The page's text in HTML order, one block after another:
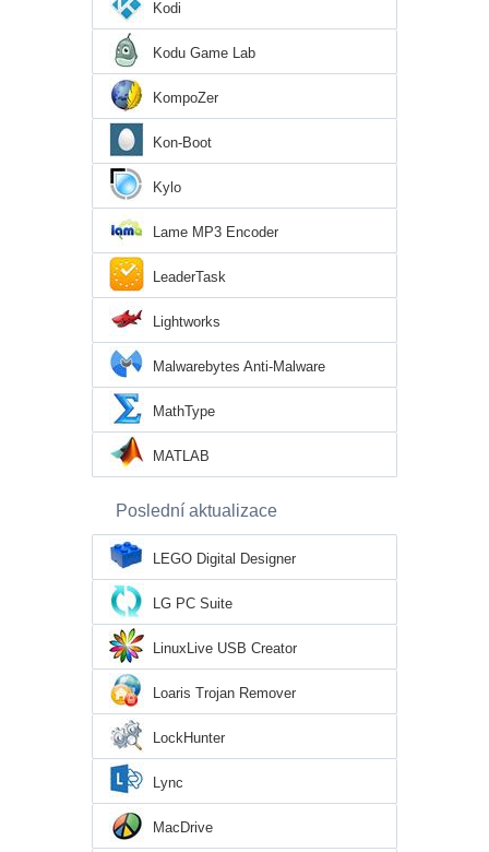
Kodi
Kodu Game Lab
KompoZer
Kon-Boot
Kylo
Lame MP3 Encoder
LeaderTask
Lightworks
Malwarebytes Anti-Malware
MathType
MATLAB
Poslední aktualizace
LEGO Digital Designer
LG PC Suite
LinuxLive USB Creator
Loaris Trojan Remover
LockHunter
Lync
MacDrive